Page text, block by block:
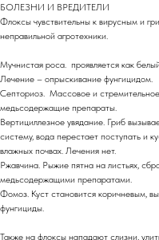
БОЛЕЗНИ И ВРЕДИТЕЛИ
Флоксы чувствительны к вирусным и
неправильной агротехники.
Мучнистая роса. проявляется как
Лечение – опрыскивание фунгицидом.
Септориоз. Массовое и
медьсодержащие препараты.
Вертициллезное увядание. Гриб
систему, вода перестает поступать и
влажных почвах. Лечения нет.
Ржавчина. Рыжие пятна на листьях,
медьсодержащими препаратами.
Фомоз. Куст становится коричневым,
фунгициды.
Также на флоксы нападают слизни,